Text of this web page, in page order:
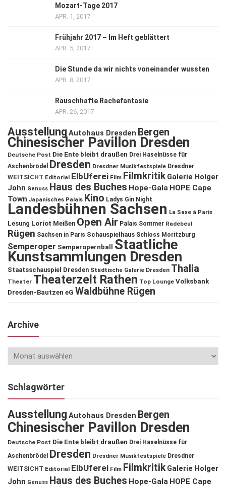
Mozart-Tage 2017
APR. 1, 2017
Frühjahr 2017 – Im Heft geblättert
APR. 5, 2017
Die Stunde da wir nichts voneinander wussten
APR. 8, 2017
Rauschhafte Rachefantasie
APR. 26, 2017
Ausstellung Autohaus Dresden Bergen
Chinesischer Pavillon Dresden
Deutsche Post Die Ente bleibt draußen Drei Haselnüsse für
Aschenbrödel
Dresden Dresdner Musikfestspiele Dresdner
WEITSICHT Editorial ElbUferei Film Filmkritik Galerie Holger
John Genuss Haus des Buches Hope-Gala HOPE Cape
Town Japanisches Palais Kino Ladys Gin Night
Landesbühnen Sachsen La Saxe à Paris
Lesung Loriot Meißen Open Air Palais Sommer Radebeul
Rügen Sachsen in Paris Schauspielhaus Schloss Moritzburg
Semperoper Semperopernball Staatliche
Kunstsammlungen Dresden
Staatsschauspiel Dresden Städtische Galerie Dresden Thalia
Theater Theaterzelt Rathen Top Lounge Volksbank
Dresden-Bautzen eG Waldbühne Rügen
Archive
Schlagwörter
Ausstellung Autohaus Dresden Bergen
Chinesischer Pavillon Dresden
Deutsche Post Die Ente bleibt draußen Drei Haselnüsse für
Aschenbrödel
Dresden Dresdner Musikfestspiele Dresdner
WEITSICHT Editorial ElbUferei Film Filmkritik Galerie Holger
John Genuss Haus des Buches Hope-Gala HOPE Cape